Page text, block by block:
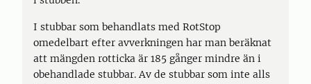
I stubbar som behandlats med RotStop
omedelbart efter avverkningen har man beräknat
att mängden rotticka är 185 gånger mindre än i
obehandlade stubbar. Av de stubbar som inte alls